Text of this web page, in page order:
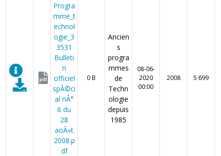
pdf
Progra
mme_t
echnol
ogie_3
3531
Bulleti
n
officiel
spÃ©ci
al nÂ°
6 du
28
aoÃ»t
2008.p
df
0 B
Ancien
s
progra
mmes
de
Techn
ologie
depuis
1985
08-06-
2020
00:00
2008 5 699